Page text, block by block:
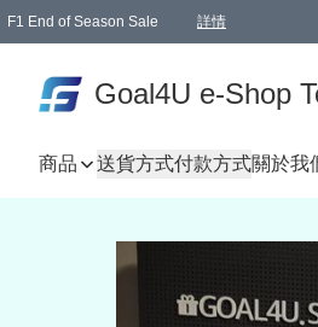
F1 End of Season Sale 詳情
Goal4U e-Shop
商品 送貨方式付款方式關於我